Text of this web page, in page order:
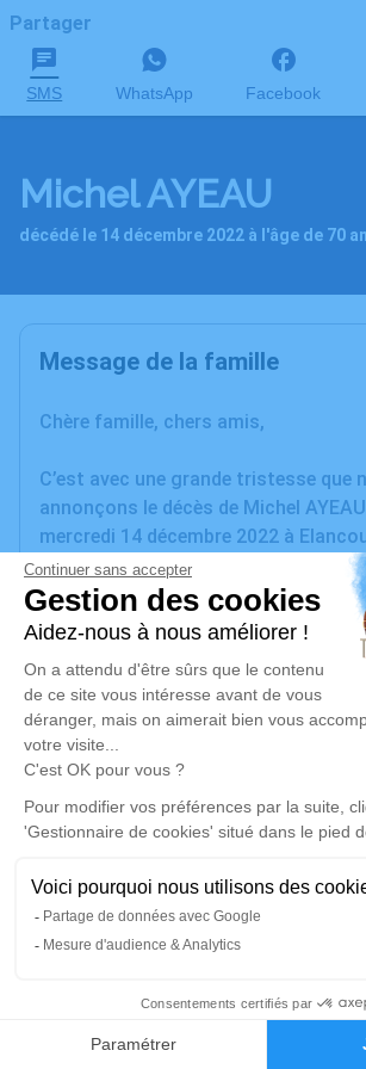
Faire-part
Partager
SMS WhatsApp Facebook
Michel AYEAU
décédé le 14 décembre 2022 à l'âge de 70
Message de la famille
Chère famille, chers amis,
C’est avec une grande tristesse que
annonçons le décès de Michel
mercredi 14 décembre 2022 à
Nous vous invitons à utiliser cet
laisser vos condoléances, partager
souvenirs, une anecdote ou
travers des poèmes ou des textes.
un lieu d'expression dédié à honorer
Michel AYEAU.
disponible ici
Je
vendredi 23 décembre 2022 à